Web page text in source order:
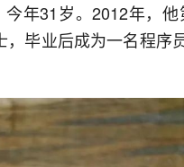
年31岁。2012年，
毕业后成为一名程序